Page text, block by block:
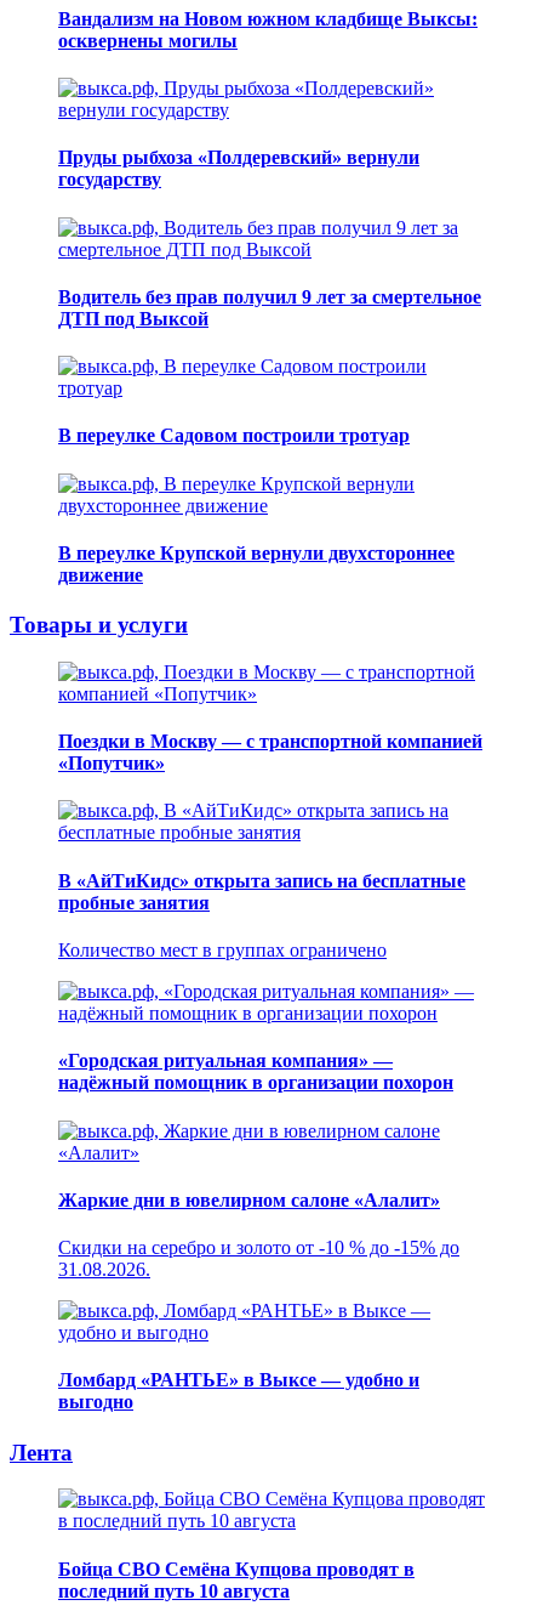
Вандализм на Новом южном кладбище Выксы:
осквернены могилы
Пруды рыбхоза «Полдеревский» вернули
государству
Водитель без прав получил 9 лет за смертельное
ДТП под Выксой
В переулке Садовом построили тротуар
В переулке Крупской вернули двухстороннее
движение
Товары и услуги
Поездки в Москву — с транспортной компанией
«Попутчик»
В «АйТиКидс» открыта запись на бесплатные
пробные занятия
Количество мест в группах ограничено
«Городская ритуальная компания» —
надёжный помощник в организации похорон
Жаркие дни в ювелирном салоне «Алалит»
Скидки на серебро и золото от -10 % до -15% до
31.08.2026.
Ломбард «РАНТЬЕ» в Выксе — удобно и
выгодно
Лента
Бойца СВО Семёна Купцова проводят в
последний путь 10 августа